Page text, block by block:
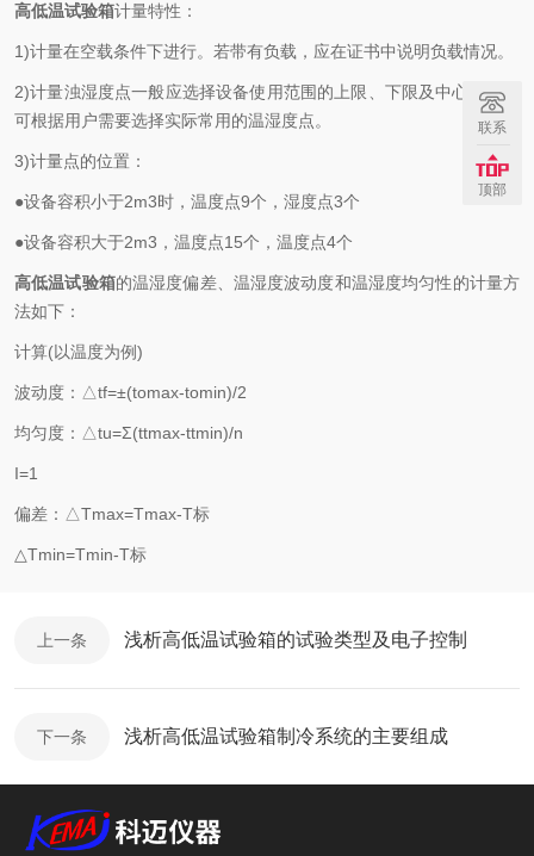
高低温试验箱计量特性：
1)计量在空载条件下进行。若带有负载，应在证书中说明负载情况。
2)计量浊湿度点一般应选择设备使用范围的上限、下限及中心点，也
可根据用户需要选择实际常用的温湿度点。
3)计量点的位置：
●设备容积小于2m3时，温度点9个，湿度点3个
●设备容积大于2m3，温度点15个，温度点4个
高低温试验箱的温湿度偏差、温湿度波动度和温湿度均匀性的计量方
法如下：
计算(以温度为例)
波动度：△tf=±(tomax-tomin)/2
均匀度：△tu=Σ(ttmax-ttmin)/n
I=1
偏差：△Tmax=Tmax-T标
△Tmin=Tmin-T标
上一条 浅析高低温试验箱的试验类型及电子控制
下一条 浅析高低温试验箱制冷系统的主要组成
联系
顶部